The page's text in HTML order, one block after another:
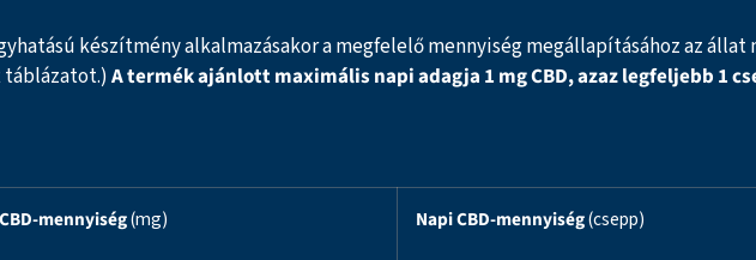
készítmény alkalmazásakor a megfelelő mennyiség megállapításához az
A termék ajánlott maximális napi adagja 1 mg CBD, azaz legfeljebb 1
mennyiség(mg) Napi CBD-mennyiség(csepp)